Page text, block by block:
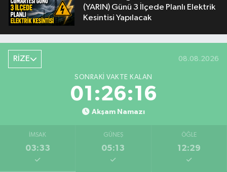
(YARIN) Günü 3 İlçede Planlı Elektrik
Kesintisi Yapılacak
RİZE 08.08.2026
SONRAKI VAKTE KALAN
01:26:16
Akşam Namazı
İMSAK
03:33
GÜNEŞ
05:13
ÖĞLE
12:29